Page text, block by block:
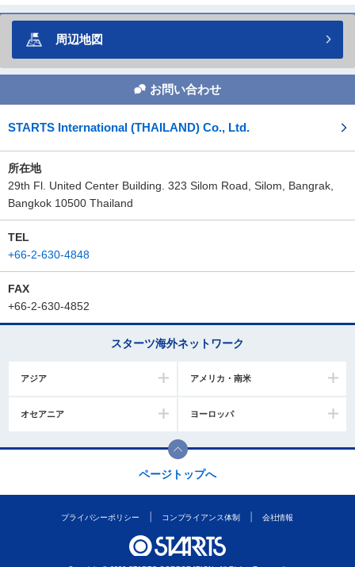
周辺地図
お問い合わせ
STARTS International (THAILAND) Co., Ltd.
所在地
29th Fl. United Center Building. 323 Silom Road, Silom, Bangrak,
Bangkok 10500 Thailand
TEL
+66-2-630-4848
FAX
+66-2-630-4852
スターツ海外ネットワーク
アジア アメリカ・南米
オセアニア ヨーロッパ
ページトップへ
プライバシーポリシー コンプライアンス体制 会社情報